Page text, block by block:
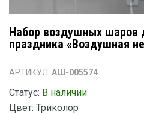
Набор воздушных шаров
праздника «Воздушная
АРТИКУЛ: АШ-005574
Статус: В наличии
Цвет: Триколор